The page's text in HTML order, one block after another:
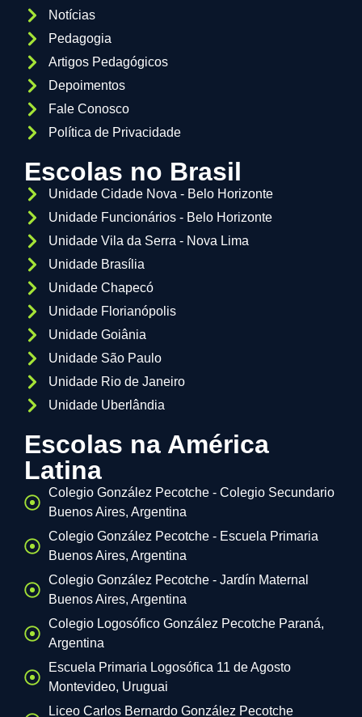
Notícias
Pedagogia
Artigos Pedagógicos
Depoimentos
Fale Conosco
Política de Privacidade
Escolas no Brasil
Unidade Cidade Nova - Belo Horizonte
Unidade Funcionários - Belo Horizonte
Unidade Vila da Serra - Nova Lima
Unidade Brasília
Unidade Chapecó
Unidade Florianópolis
Unidade Goiânia
Unidade São Paulo
Unidade Rio de Janeiro
Unidade Uberlândia
Escolas na América
Latina
Colegio González Pecotche - Colegio Secundario
Buenos Aires, Argentina
Colegio González Pecotche - Escuela Primaria
Buenos Aires, Argentina
Colegio González Pecotche - Jardín Maternal
Buenos Aires, Argentina
Colegio Logosófico González Pecotche Paraná,
Argentina
Escuela Primaria Logosófica 11 de Agosto
Montevideo, Uruguai
Liceo Carlos Bernardo González Pecotche